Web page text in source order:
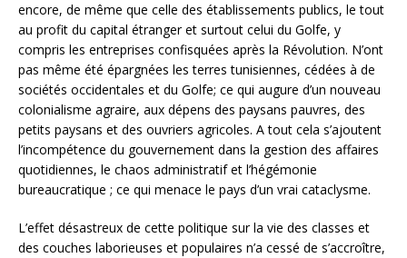
encore, de même que celle des établissements publics, le tout
au profit du capital étranger et surtout celui du Golfe, y
compris les entreprises confisquées après la Révolution. N’ont
pas même été épargnées les terres tunisiennes, cédées à de
sociétés occidentales et du Golfe; ce qui augure d’un nouveau
colonialisme agraire, aux dépens des paysans pauvres, des
petits paysans et des ouvriers agricoles. A tout cela s’ajoutent
l’incompétence du gouvernement dans la gestion des affaires
quotidiennes, le chaos administratif et l’hégémonie
bureaucratique ; ce qui menace le pays d’un vrai cataclysme.
L’effet désastreux de cette politique sur la vie des classes et
des couches laborieuses et populaires n’a cessé de s’accroître,